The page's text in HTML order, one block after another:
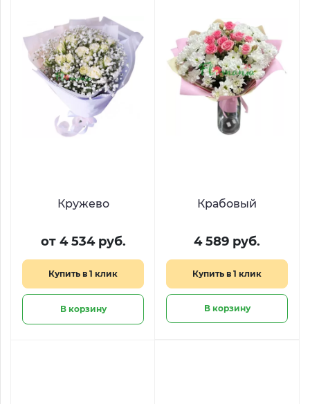
Кружево
от 4 534 руб.
Купить в 1 клик
В корзину
Крабовый
4 589 руб.
Купить в 1 клик
В корзину